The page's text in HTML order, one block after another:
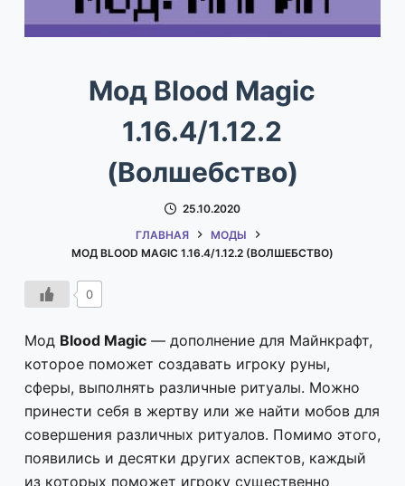
Мод Blood Magic
1.16.4/1.12.2
(Волшебство)
25.10.2020
ГЛАВНАЯ
МОДЫ
МОД BLOOD MAGIC 1.16.4/1.12.2 (ВОЛШЕБСТВО)
0
Мод Blood Magic— дополнение для Майнкрафт,
которое поможет создавать игроку руны,
сферы, выполнять различные ритуалы. Можно
принести себя в жертву или же найти мобов для
совершения различных ритуалов. Помимо этого,
появились и десятки других аспектов, каждый
из которых поможет игроку существенно